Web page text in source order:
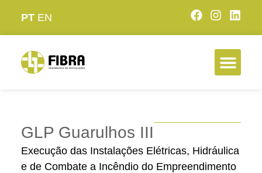
PT EN
GLP Guarulhos III
Execução das Instalações Elétricas, Hidráulica
e de Combate a Incêndio do Empreendimento